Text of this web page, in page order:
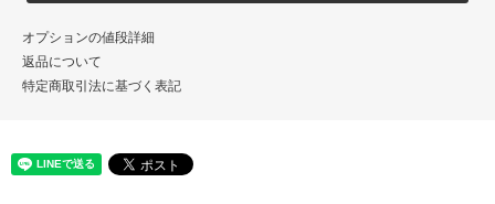
オプションの値段詳細
返品について
特定商取引法に基づく表記